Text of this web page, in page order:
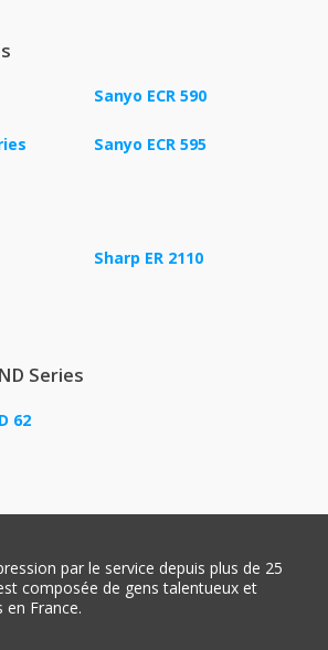
Sanyo ECR 590
Sanyo ECR 595
Sharp ER 2110
Series
62
par le service depuis plus de 25
composée de gens talentueux et
en France.